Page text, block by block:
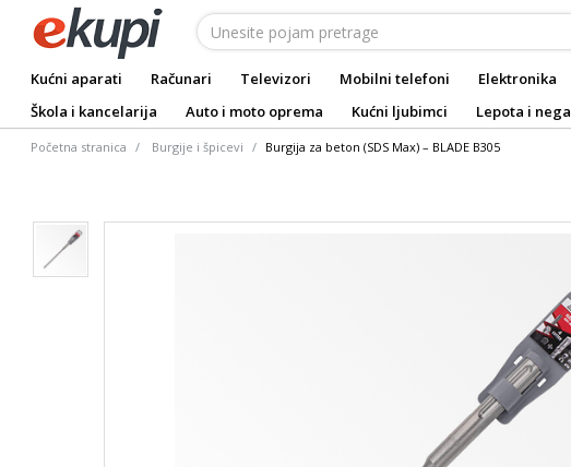
Kućni aparati Računari Televizori Mobilni telefoni Elektronika
Škola i kancelarija
Auto i moto oprema Kućni ljubimci Lepota i nega
Početna stranica Burgije i špicevi Burgija za beton (SDS Max) – BLADE B305